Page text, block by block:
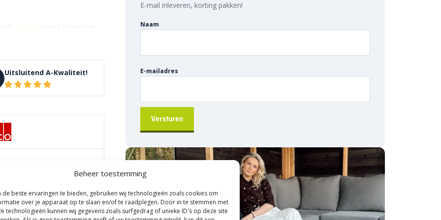
Beheer toestemming
de beste ervaringen te bieden, gebruiken wij technologieën zoals cookies om
over je apparaat op te slaan en/of te raadplegen. Door in te stemmen met
technologieën kunnen wij gegevens zoals surfgedrag of unieke ID's op deze site
of Hexaline
goot? Dan is het
oplossing. Het rooster is
uitstraling. Dankzij
met andere gootelementen.
én stijlvolle
het advies om geen verzinkt
daken agressieve stoffen als
is daarom de perfecte
zorgt voor een tijdloze, luxe
bestrating. Denk
Uitsluitend A-Kwaliteit!
E-mail inleveren, korting pakken!
Naam
E-mailadres